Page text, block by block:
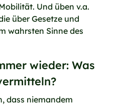
Und üben v.a.
über Gesetze und
wahrsten Sinne des
wieder: Was
dass niemandem